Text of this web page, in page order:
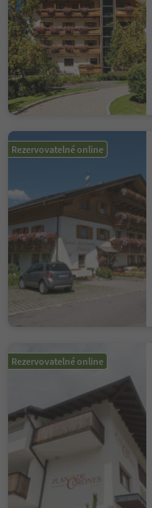
Rezervovatelné online
Rezervovatelné online